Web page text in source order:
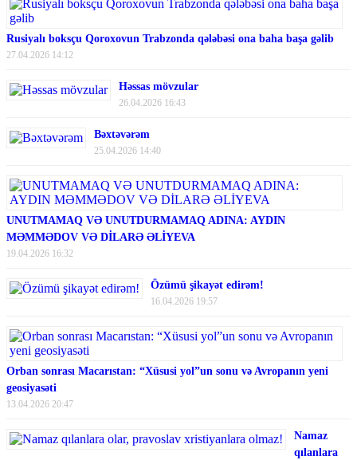
Rusiyalı boksçu Qoroxovun Trabzonda qələbəsi ona baha başa gəlib
27.04.2026 14:12
Həssas mövzular
26.04.2026 16:43
Bəxtəvərəm
25.04.2026 14:40
UNUTMAMAQ VƏ UNUTDURMAMAQ ADINA: AYDIN
MƏMMƏDOV VƏ DİLARƏ ƏLİYEVA
19.04.2026 16:32
Özümü şikayət edirəm!
16.04.2026 19:57
Orban sonrası Macarıstan: “Xüsusi yol”un sonu və Avropanın yeni
geosiyasəti
13.04.2026 20:47
Namaz
qılanlara